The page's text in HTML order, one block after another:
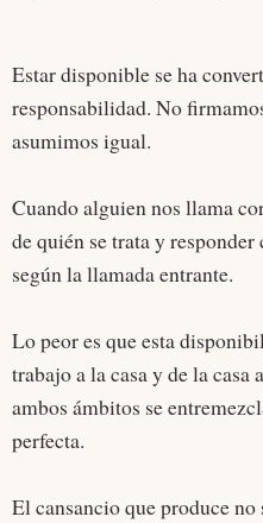
Estar disponible se ha
responsabilidad. No
asumimos igual.
Cuando alguien nos llama
de quién se trata y
según la llamada entrante.
Lo peor es que esta
trabajo a la casa y de la casa
ambos ámbitos se
perfecta.
El cansancio que produce no